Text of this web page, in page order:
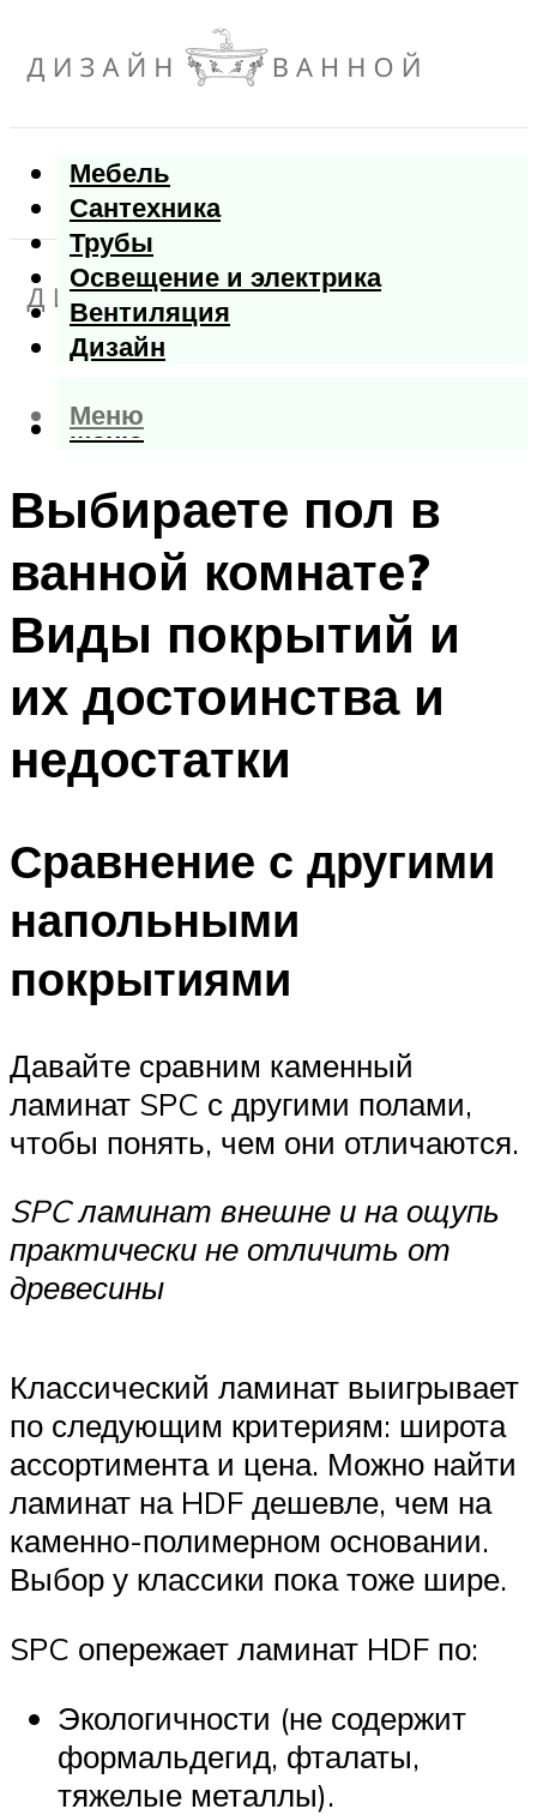
Мебель
Сантехника
Трубы
Освещение и электрика
Вентиляция
Дизайн
Меню
Меню
Выбираете пол в
ванной комнате?
Виды покрытий и
их достоинства и
недостатки
Сравнение с другими
напольными
покрытиями
Давайте сравним каменный
ламинат SPC с другими полами,
чтобы понять, чем они отличаются.
SPC ламинат внешне и на ощупь
практически не отличить от
древесины
Классический ламинат выигрывает
по следующим критериям: широта
ассортимента и цена. Можно найти
ламинат на HDF дешевле, чем на
каменно-полимерном основании.
Выбор у классики пока тоже шире.
SPC опережает ламинат HDF по:
Экологичности (не содержит
формальдегид, фталаты,
тяжелые металлы).